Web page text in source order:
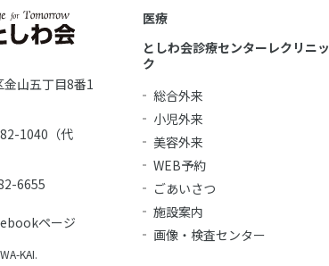
山五丁目8番1
1040（代
6655
ページ
KAI.
医療
としわ会診療センターレクリニッ
ク
総合外来
小児外来
美容外来
WEB予約
ごあいさつ
施設案内
画像・検査センター